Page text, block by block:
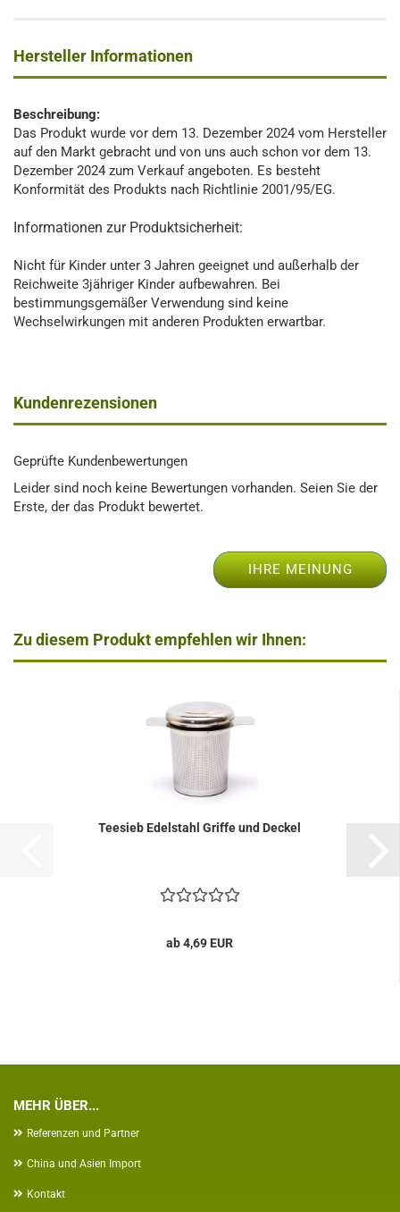
Hersteller Informationen
Beschreibung:
Das Produkt wurde vor dem 13. Dezember 2024 vom Hersteller
auf den Markt gebracht und von uns auch schon vor dem 13.
Dezember 2024 zum Verkauf angeboten. Es besteht
Konformität des Produkts nach Richtlinie 2001/95/EG.
Informationen zur Produktsicherheit:
Nicht für Kinder unter 3 Jahren geeignet und außerhalb der
Reichweite 3jähriger Kinder aufbewahren. Bei
bestimmungsgemäßer Verwendung sind keine
Wechselwirkungen mit anderen Produkten erwartbar.
Kundenrezensionen
Geprüfte Kundenbewertungen
Leider sind noch keine Bewertungen vorhanden. Seien Sie der
Erste, der das Produkt bewertet.
IHRE MEINUNG
Zu diesem Produkt empfehlen wir Ihnen:
Teesieb Edelstahl Griffe und Deckel
ab 4,69 EUR
MEHR ÜBER...
Referenzen und Partner
China und Asien Import
Kontakt